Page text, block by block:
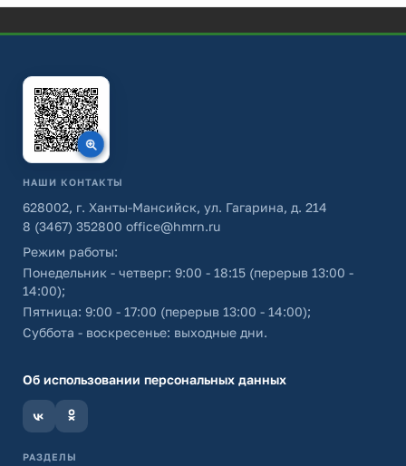
НАШИ КОНТАКТЫ
628002, г. Ханты-Мансийск, ул. Гагарина, д. 214
8 (3467) 352800 office@hmrn.ru
Режим работы:
Понедельник - четверг: 9:00 - 18:15 (перерыв 13:00 -
14:00);
Пятница: 9:00 - 17:00 (перерыв 13:00 - 14:00);
Суббота - воскресенье: выходные дни.
Об использовании персональных данных
РАЗДЕЛЫ